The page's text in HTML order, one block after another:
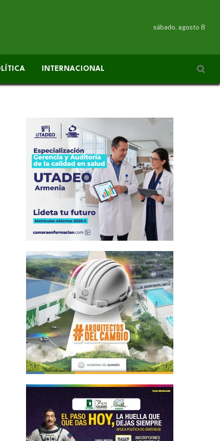
sábado, agosto 8
INTERNACIONAL